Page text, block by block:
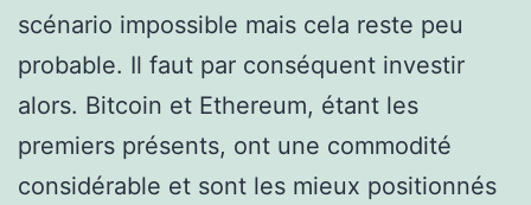
scénario impossible mais cela reste peu
probable. Il faut par conséquent investir
alors. Bitcoin et Ethereum, étant les
premiers présents, ont une commodité
considérable et sont les mieux positionnés